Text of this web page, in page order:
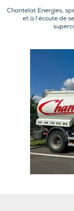
Chantelat Energies,
et à l’écoute de